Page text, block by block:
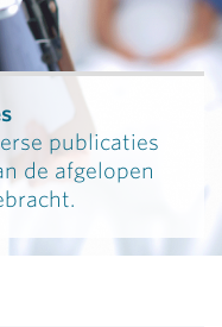
publicaties
de afgelopen